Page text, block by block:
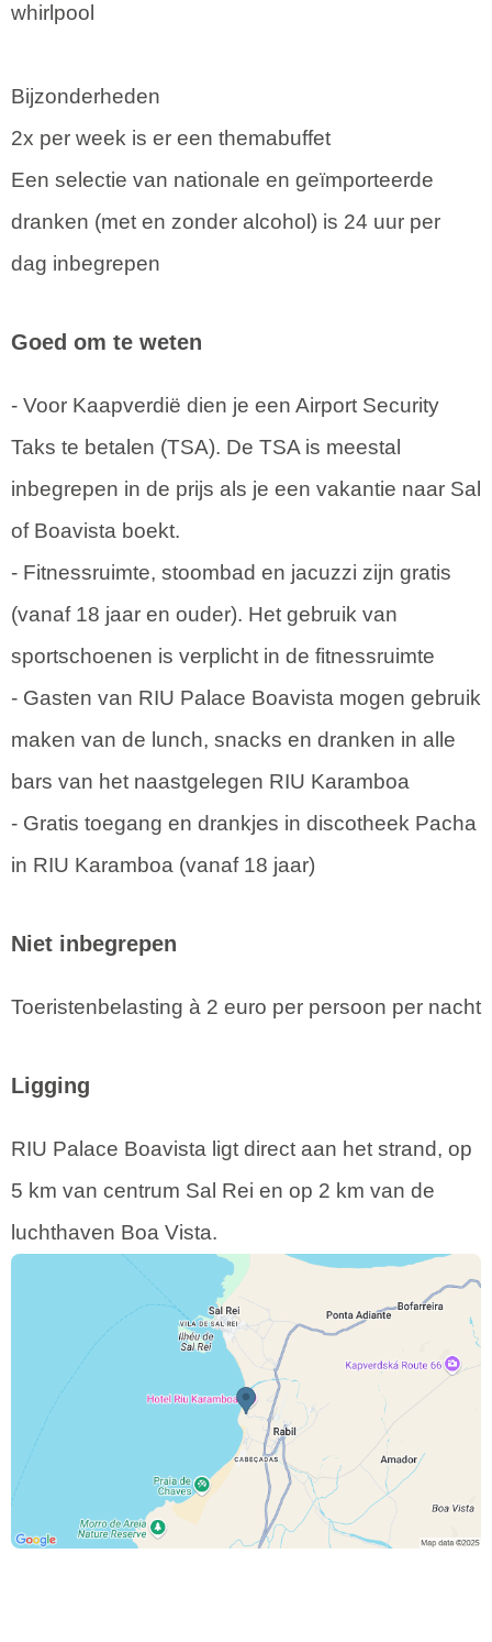
whirlpool
Bijzonderheden
2x per week is er een themabuffet
Een selectie van nationale en geïmporteerde
dranken (met en zonder alcohol) is 24 uur per
dag inbegrepen
Goed om te weten
- Voor Kaapverdië dien je een Airport Security
Taks te betalen (TSA). De TSA is meestal
inbegrepen in de prijs als je een vakantie naar Sal
of Boavista boekt.
- Fitnessruimte, stoombad en jacuzzi zijn gratis
(vanaf 18 jaar en ouder). Het gebruik van
sportschoenen is verplicht in de fitnessruimte
- Gasten van RIU Palace Boavista mogen gebruik
maken van de lunch, snacks en dranken in alle
bars van het naastgelegen RIU Karamboa
- Gratis toegang en drankjes in discotheek Pacha
in RIU Karamboa (vanaf 18 jaar)
Niet inbegrepen
Toeristenbelasting à 2 euro per persoon per nacht
Ligging
RIU Palace Boavista ligt direct aan het strand, op
5 km van centrum Sal Rei en op 2 km van de
luchthaven Boa Vista.